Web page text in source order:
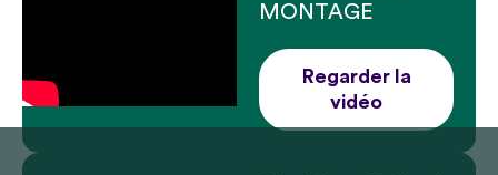
MONTAGE
Regarder la
vidéo